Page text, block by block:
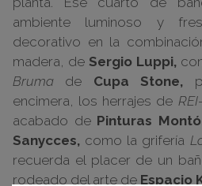
ambiente luminoso y
decorativo en la
madera, de Sergio Luppi,
Bruma de Cupa Stone,
encimera, los herrajes de
acabado de Pinturas
Sanycces, como la grifería
recuerda el placer de un
rodeado del arte de Espacio